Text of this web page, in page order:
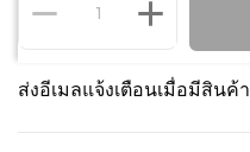
ส่งอีเมลแจ้งเตือนเมื่อมีสินค้า